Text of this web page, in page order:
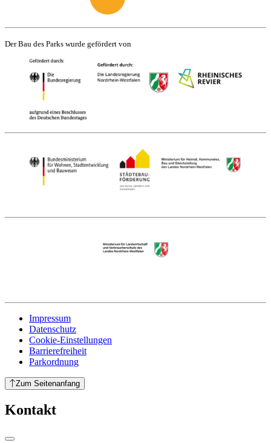
Der Bau des Parks wurde gefördert von
Impressum
Datenschutz
Cookie-Einstellungen
Barrierefreiheit
Parkordnung
Zum Seitenanfang
Kontakt